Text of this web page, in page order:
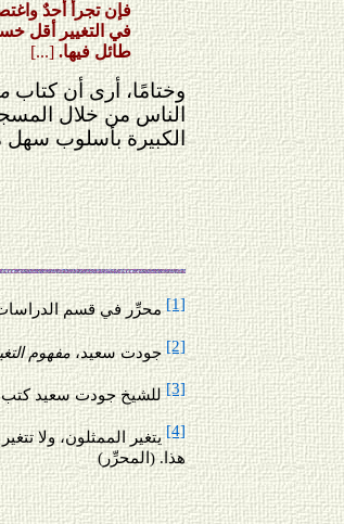
فإن تجرأ أحدٌ
في التغيير أقل
طائل فيها.[...]
وختامًا، أرى أن كتاب
الناس من خلال
الكبيرة بأسلوب سهل
[1]محرِّر في قسم
[2]جودت سعيد،مفهوم
[3]للشيخ جودت سعيد كتب
[4]يتغير الممثلون، ولا
هذا. (المحرِّر)